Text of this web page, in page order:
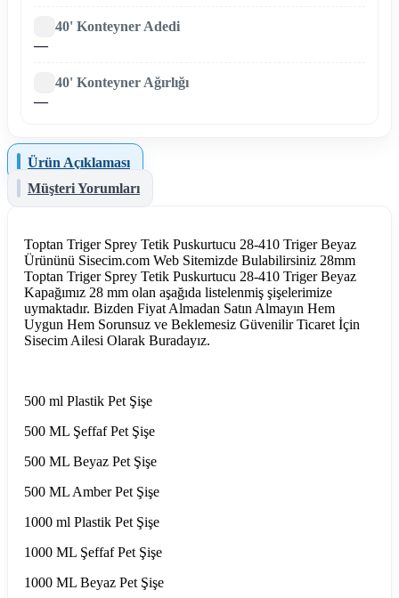
40' Konteyner Adedi
—
40' Konteyner Ağırlığı
—
Ürün Açıklaması
Müşteri Yorumları
Toptan Triger Sprey Tetik Puskurtucu 28-410 Triger Beyaz
Ürününü Sisecim.com Web Sitemizde Bulabilirsiniz 28mm
Toptan Triger Sprey Tetik Puskurtucu 28-410 Triger Beyaz
Kapağımız 28 mm olan aşağıda listelenmiş şişelerimize
uymaktadır. Bizden Fiyat Almadan Satın Almayın Hem
Uygun Hem Sorunsuz ve Beklemesiz Güvenilir Ticaret İçin
Sisecim Ailesi Olarak Buradayız.
500 ml Plastik Pet Şişe
500 ML Şeffaf Pet Şişe
500 ML Beyaz Pet Şişe
500 ML Amber Pet Şişe
1000 ml Plastik Pet Şişe
1000 ML Şeffaf Pet Şişe
1000 ML Beyaz Pet Şişe